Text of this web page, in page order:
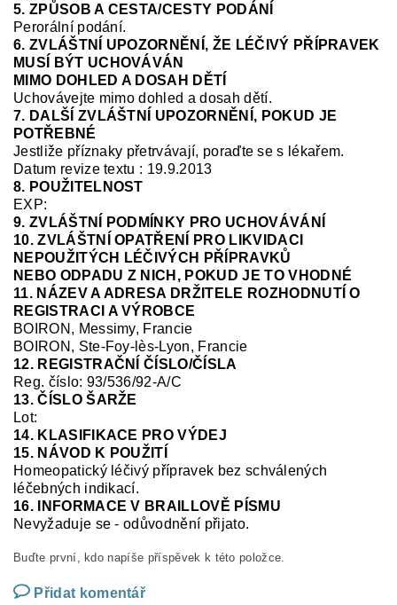
5. ZPŮSOB A CESTA/CESTY PODÁNÍ
Perorální podání.
6. ZVLÁŠTNÍ UPOZORNĚNÍ, ŽE LÉČIVÝ PŘÍPRAVEK
MUSÍ BÝT UCHOVÁVÁN
MIMO DOHLED A DOSAH DĚTÍ
Uchovávejte mimo dohled a dosah dětí.
7. DALŠÍ ZVLÁŠTNÍ UPOZORNĚNÍ, POKUD JE
POTŘEBNÉ
Jestliže příznaky přetrvávají, poraďte se s lékařem.
Datum revize textu : 19.9.2013
8. POUŽITELNOST
EXP:
9. ZVLÁŠTNÍ PODMÍNKY PRO UCHOVÁVÁNÍ
10. ZVLÁŠTNÍ OPATŘENÍ PRO LIKVIDACI
NEPOUŽITÝCH LÉČIVÝCH PŘÍPRAVKŮ
NEBO ODPADU Z NICH, POKUD JE TO VHODNÉ
11. NÁZEV A ADRESA DRŽITELE ROZHODNUTÍ O
REGISTRACI A VÝROBCE
BOIRON, Messimy, Francie
BOIRON, Ste-Foy- lès-Lyon, Francie
12. REGISTRAČNÍ ČÍSLO/ČÍSLA
Reg. číslo: 93/536/92-A/C
13. ČÍSLO ŠARŽE
Lot:
14. KLASIFIKACE PRO VÝDEJ
15. NÁVOD K POUŽITÍ
Homeopatický léčivý přípravek bez schválených
léčebných indikací.
16. INFORMACE V BRAILLOVĚ PÍSMU
Nevyžaduje se-odůvodnění přijato.
Buďte první, kdo napíše příspěvek k této položce.
Přidat komentář